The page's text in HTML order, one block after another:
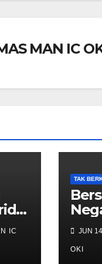
MAN IC
IC
TAK
ICJUN
OKI